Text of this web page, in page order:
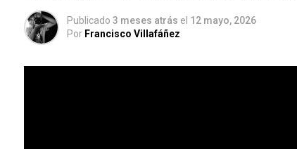
Publicado 3 meses atrás el 12 mayo, 2026
Por Francisco Villafáñez